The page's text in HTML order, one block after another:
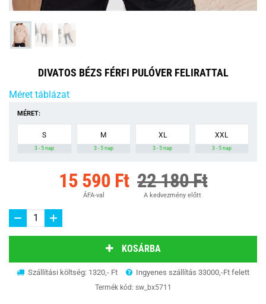
DIVATOS BÉZS FÉRFI PULÓVER FELIRATTAL
Méret táblázat
MÉRET:
S
3 - 5 nap
M
3 - 5 nap
XL
3 - 5 nap
XXL
3 - 5 nap
15 590 Ft
ÁFA-val
22 180 Ft
A kedvezmény előtt
KOSÁRBA
Szállítási költség: 1320,- Ft Ingyenes szállítás 33000,-Ft felett
Termék kód: sw_bx5711